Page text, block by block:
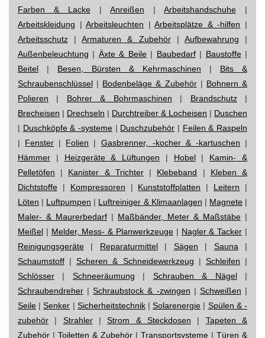
Farben & Lacke | Anreißen | Arbeitshandschuhe |
Arbeitskleidung |Arbeitsleuchten |Arbeitsplätze & -hilfen |
Arbeitsschutz |Armaturen & Zubehör| Aufbewahrung |
Außenbeleuchtung | Äxte & Beile| Baubedarf| Baustoffe|
Beitel | Besen, Bürsten & Kehrmaschinen | Bits &
Schraubenschlüssel | Bodenbeläge & Zubehör| Bohnern &
Polieren | Bohrer & Bohrmaschinen | Brandschutz|
Brecheisen | Drechseln | Durchtreiber & Locheisen | Duschen
| Duschköpfe & -systeme | Duschzubehör | Feilen & Raspeln
| Fenster | Folien | Gasbrenner, -kocher & -kartuschen |
Hämmer | Heizgeräte & Lüftungen | Hobel| Kamin- &
Pelletöfen | Kanister & Trichter| Klebeband | Kleben &
Dichtstoffe | Kompressoren | Kunststoffplatten | Leitern |
Löten | Luftpumpen | Luftreiniger & Klimaanlagen | Magnete|
Maler- & Maurerbedarf | Maßbänder, Meter & Maßstäbe |
Meißel | Melder, Mess- & Planwerkzeuge | Nagler & Tacker |
Reinigungsgeräte | Reparaturmittel| Sägen | Sauna |
Schaumstoff |Scheren & Schneidewerkzeug | Schleifen |
Schlösser | Schneeräumung | Schrauben & Nägel|
Schraubendreher |Schraubstock & -zwingen | Schweißen |
Seile |Senker | Sicherheitstechnik|Solarenergie | Spülen & -
zubehör | Strahler|Strom & Steckdosen | Tapeten &
Zubehör | Toiletten & Zubehör | Transportsysteme | Türen &